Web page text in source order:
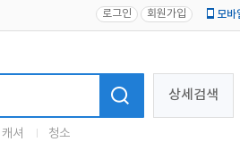
로그인 회원가입 모바
상세검색
캐셔 청소